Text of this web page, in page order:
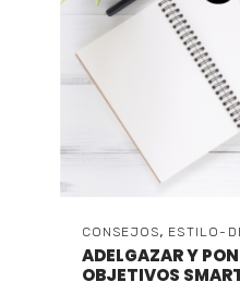
CONSEJOS, ESTILO-
ADELGAZAR Y
OBJETIVOS